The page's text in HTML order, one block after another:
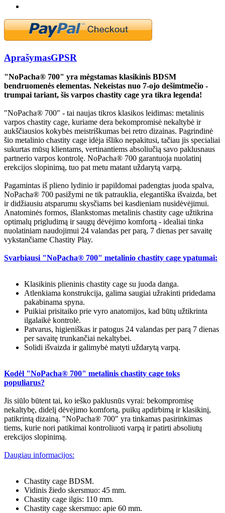
AprašymasGPSR
"NoPacha® 700" yra mėgstamas klasikinis BDSM
bendruomenės elementas. Nekeistas nuo 7-ojo dešimtmečio -
trumpai tariant, šis varpos chastity cage yra tikra legenda!
"NoPacha® 700" - tai naujas tikros klasikos leidimas: metalinis
varpos chastity cage, kuriame dera bekompromisė nekaltybė ir
aukščiausios kokybės meistriškumas bei retro dizainas. Pagrindinė
šio metalinio chastity cage idėja išliko nepakitusi, tačiau jis specialiai
sukurtas mūsų klientams, vertinantiems absoliučią savo paklusnaus
partnerio varpos kontrolę. NoPacha® 700 garantuoja nuolatinį
erekcijos slopinimą, tuo pat metu matant uždarytą varpą.
Pagamintas iš plieno lydinio ir papildomai padengtas juoda spalva,
NoPacha® 700 pasižymi ne tik patrauklia, elegantiška išvaizda, bet
ir didžiausiu atsparumu skysčiams bei kasdieniam nusidėvėjimui.
Anatominės formos, išlankstomas metalinis chastity cage užtikrina
optimalų prigludimą ir saugų dėvėjimo komfortą - idealiai tinka
nuolatiniam naudojimui 24 valandas per parą, 7 dienas per savaitę
vykstančiame Chastity Play.
Svarbiausi "NoPacha® 700" metalinio chastity cage ypatumai:
Klasikinis plieninis chastity cage su juoda danga.
Atlenkiama konstrukcija, galima saugiai užrakinti pridedama
pakabinama spyna.
Puikiai prisitaiko prie vyro anatomijos, kad būtų užtikrinta
ilgalaikė kontrolė.
Patvarus, higieniškas ir patogus 24 valandas per parą 7 dienas
per savaitę trunkančiai nekaltybei.
Solidi išvaizda ir galimybė matyti uždarytą varpą.
Kodėl "NoPacha® 700" metalinis chastity cage toks
populiarus?
Jis siūlo būtent tai, ko ieško paklusnūs vyrai: bekompromisę
nekaltybę, didelį dėvėjimo komfortą, puikų apdirbimą ir klasikinį,
patikrintą dizainą. "NoPacha® 700" yra tinkamas pasirinkimas
tiems, kurie nori patikimai kontroliuoti varpą ir patirti absoliutų
erekcijos slopinimą.
Daugiau informacijos:
Chastity cage BDSM.
Vidinis žiedo skersmuo: 45 mm.
Chastity cage ilgis: 110 mm.
Chastity cage skersmuo: apie 60 mm.